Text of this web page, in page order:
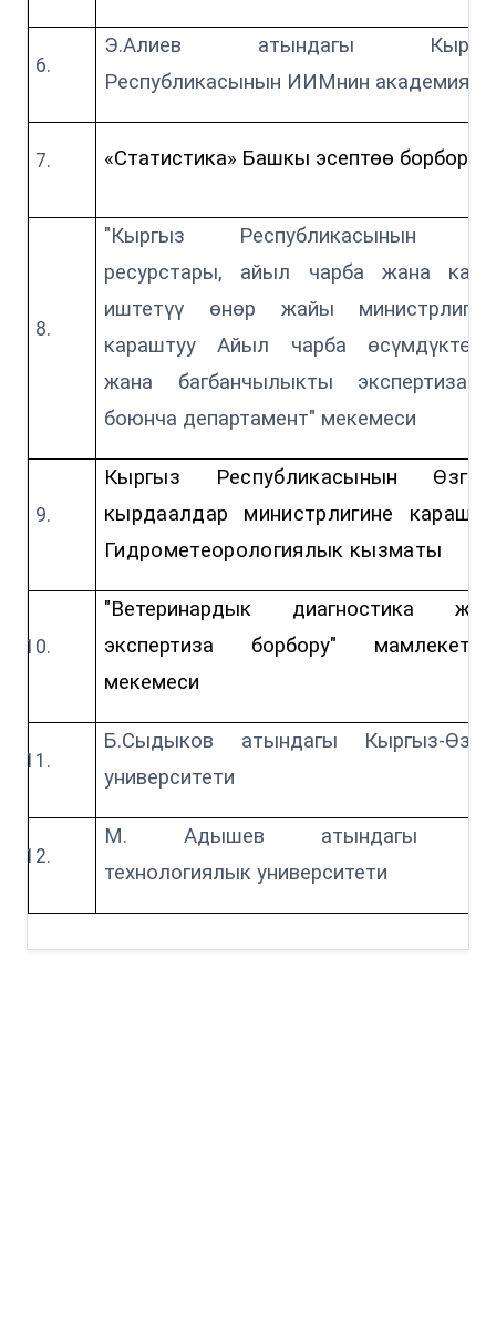
Э.Алиев атындагы
Республикасынын ИИМнин академиясы
«Статистика» Башкы эсептөө борбору
"Кыргыз Республикасынын
ресурстары, айыл чарба жана
иштетүү өнөр жайы
караштуу Айыл чарба
жана багбанчылыкты
боюнча департамент" мекемеси
Кыргыз Республикасынын
кырдаалдар министрлигине
Гидрометеорологиялык кызматы
"Ветеринардык диагностика
экспертиза борбору"
мекемеси
Б.Сыдыков атындагы Кыргыз-
университети
М. Адышев атындагы
технологиялык университети